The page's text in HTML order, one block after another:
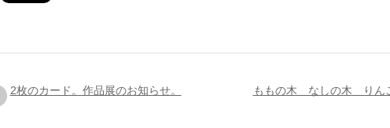
2枚のカード。作品展のお知らせ。 ももの木 なしの木 りん